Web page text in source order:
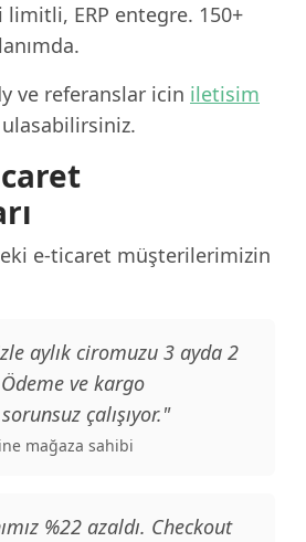
limitli, ERP entegre. 150+
ve referanslar icin iletisim
e-ticaret müşterilerimizin
aylık ciromuzu 3 ayda 2
ve kargo
çalışıyor."
mağaza sahibi
%22 azaldı. Checkout